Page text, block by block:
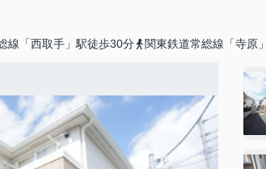
線「西取手」駅徒歩30分 関東鉄道常総線「寺原